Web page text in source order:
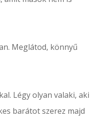
Meglátod, könnyű
Légy olyan valaki, aki
barátot szerez majd